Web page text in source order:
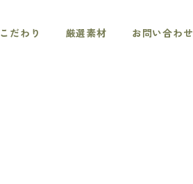
こだわり 厳選素材 お問い合わせ